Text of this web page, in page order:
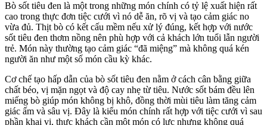
Bò sốt tiêu đen là một trong những món chính có tỷ lệ xuất hiện rất
cao trong thực đơn tiệc cưới vì nó dễ ăn, rõ vị và tạo cảm giác no
vừa đủ. Thịt bò có kết cấu mềm nếu xử lý đúng, kết hợp với nước
sốt tiêu đen thơm nồng nên phù hợp với cả khách lớn tuổi lẫn người
trẻ. Món này thường tạo cảm giác “đã miệng” mà không quá kén
người ăn như một số món cầu kỳ khác.
Cơ chế tạo hấp dẫn của bò sốt tiêu đen nằm ở cách cân bằng giữa
chất béo, vị mặn ngọt và độ cay nhẹ từ tiêu. Nước sốt bám đều lên
miếng bò giúp món không bị khô, đồng thời mùi tiêu làm tăng cảm
giác ấm và sâu vị. Đây là kiểu món chính rất hợp với tiệc cưới vì sau
phần khai vị, thực khách cần một món có lực nhưng không quá